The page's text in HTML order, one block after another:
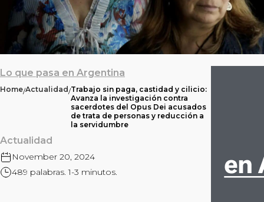
Lo que pasa en Argentina
Home/Actualidad/Trabajo sin paga, castidad y cilicio:
Avanza la investigación contra
sacerdotes del Opus Dei acusados
de trata de personas y reducción a
la servidumbre
Actualidad
November 20, 2024
489 palabras. 1-3 minutos.